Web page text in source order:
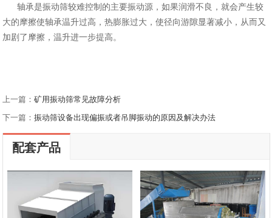
轴承是振动筛较难控制的主要振动源，如果润滑不良，就会产生较
大的摩擦使轴承温升过高，热膨胀过大，使径向游隙显著减小，从而又
加剧了摩擦，温升进一步提高。
上一篇：矿用振动筛常见故障分析
下一篇：振动筛设备出现偏振或者吊脚振动的原因及解决办法
配套产品